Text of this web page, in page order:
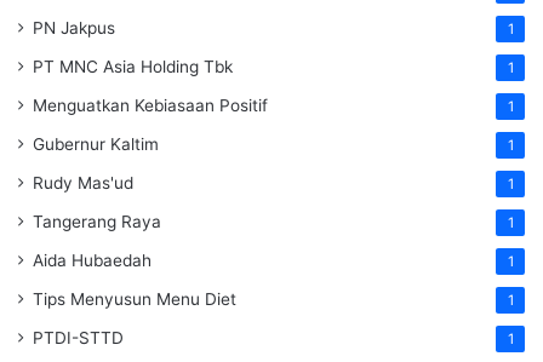
PN Jakpus 1
PT MNC Asia Holding Tbk 1
Menguatkan Kebiasaan Positif 1
Gubernur Kaltim 1
Rudy Mas'ud 1
Tangerang Raya 1
Aida Hubaedah 1
Tips Menyusun Menu Diet 1
PTDI-STTD 1